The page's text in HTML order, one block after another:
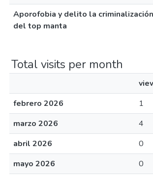
Policies
Aporofobia y delito la criminalización
del top manta
Total visits per month
febrero 2026
1
marzo 2026
4
abril 2026
0
mayo 2026
0